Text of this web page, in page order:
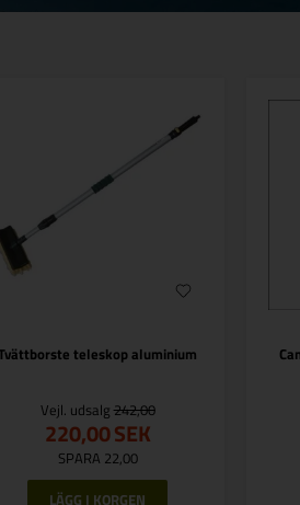
teleskop aluminium
Vejl. udsalg 242,00
220,00SEK
SPARA 22,00